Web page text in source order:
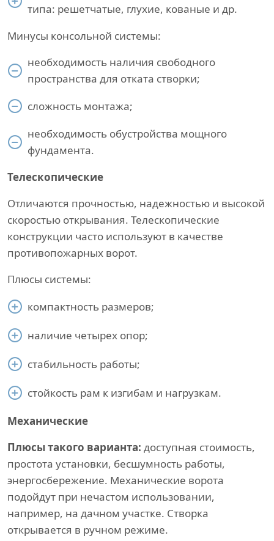
типа: решетчатые, глухие, кованые и др.
Минусы консольной системы:
необходимость наличия свободного
пространства для отката створки;
сложность монтажа;
необходимость обустройства мощного
фундамента.
Телескопические
Отличаются прочностью, надежностью и высокой
скоростью открывания. Телескопические
конструкции часто используют в качестве
противопожарных ворот.
Плюсы системы:
компактность размеров;
наличие четырех опор;
стабильность работы;
стойкость рам к изгибам и нагрузкам.
Механические
Плюсы такого варианта: доступная стоимость,
простота установки, бесшумность работы,
энергосбережение. Механические ворота
подойдут при нечастом использовании,
например, на дачном участке. Створка
открывается в ручном режиме.